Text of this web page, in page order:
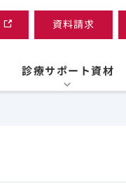
資料請求
診療サポート資材